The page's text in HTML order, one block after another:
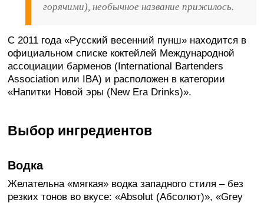
горячими), необычное название прижилось.
С 2011 года «Русский весенний пунш» находится в
официальном списке коктейлей Международной
ассоциации барменов (International Bartenders
Association или IBA) и расположен в категории
«Напитки Новой эры (New Era Drinks)».
Выбор ингредиентов
Водка
Желательна «мягкая» водка западного стиля – без
резких тонов во вкусе: «Absolut (Абсолют)», «Grey